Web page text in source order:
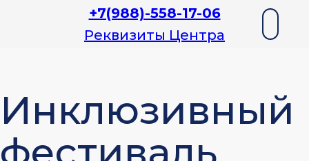
+7(988)-558-17-06
Реквизиты Центра
Инклюзивный